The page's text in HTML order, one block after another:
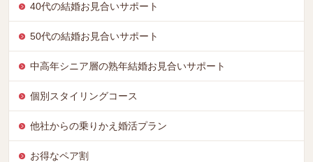
40代の結婚お見合いサポート
50代の結婚お見合いサポート
中高年シニア層の熟年結婚お見合いサポート
個別スタイリングコース
他社からの乗りかえ婚活プラン
お得なペア割